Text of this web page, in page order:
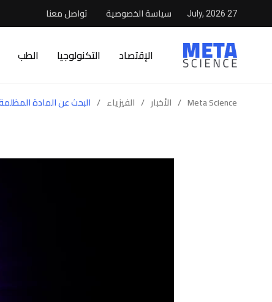
27 July, 2026 سياسة الخصوصية تواصل معنا
الإقتصاد التكنولوجيا الطب
Meta Science
/ الأخبار / الفيزياء / البحث عن المادة